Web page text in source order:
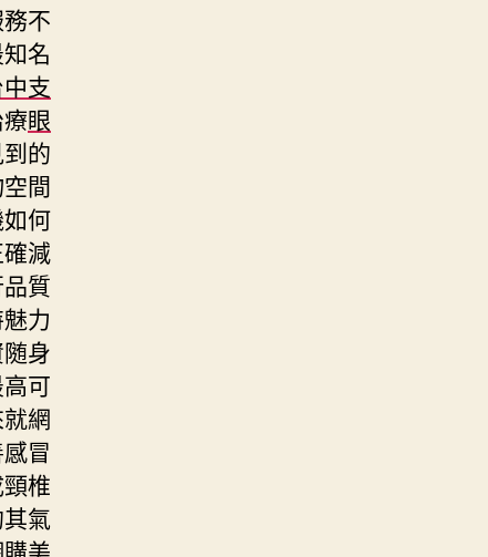
不
名
支
眼
的
間
何
減
質
力
身
可
網
冒
椎
氣
美